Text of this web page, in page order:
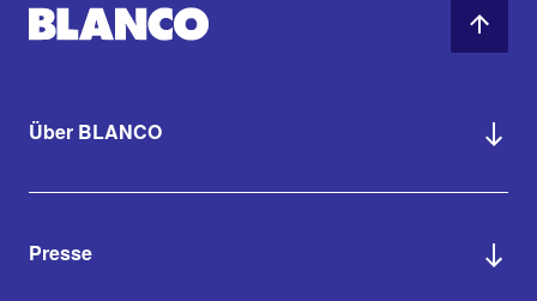
Über BLANCO
Presse